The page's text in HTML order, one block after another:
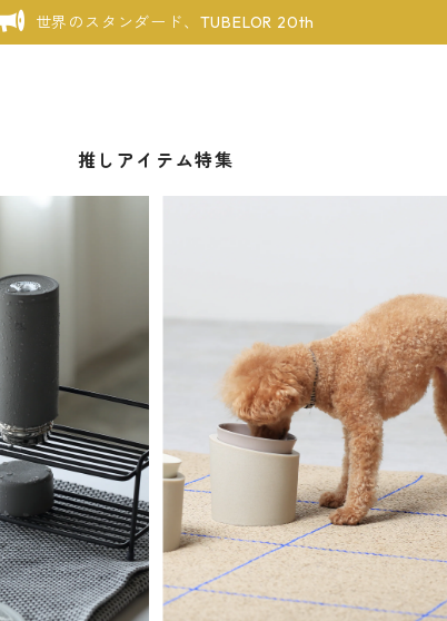
世界のスタンダード、TUBELOR 20th
推しアイテム特集